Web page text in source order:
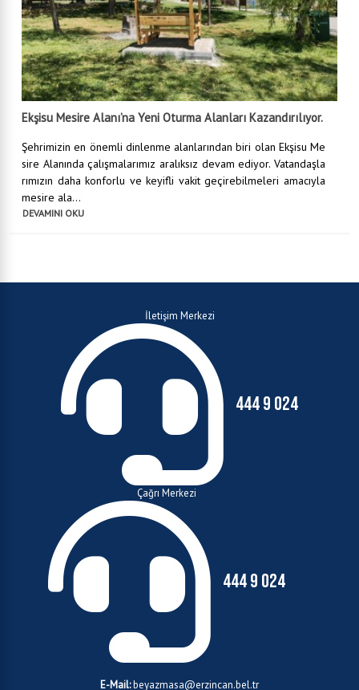
Ekşisu Mesire Alanı’na Yeni Oturma Alanları Kazandırılıyor.
Şehrimizin en önemli dinlenme alanlarından biri olan Ekşisu Me
sire Alanında çalışmalarımız aralıksız devam ediyor. Vatandaşla
rımızın daha konforlu ve keyifli vakit geçirebilmeleri amacıyla
mesire ala...
DEVAMINI OKU
İletişim Merkezi
444 9 024
Çağrı Merkezi
444 9 024
E-Mail:beyazmasa@erzincan.bel.tr